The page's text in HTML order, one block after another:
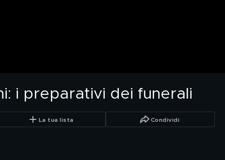
i preparativi dei funerali
La tua lista Condividi